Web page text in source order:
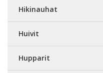
Hikinauhat
Huivit
Hupparit